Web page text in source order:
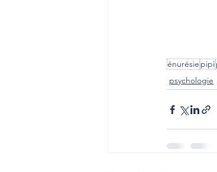
énurésie pipi
psychologie